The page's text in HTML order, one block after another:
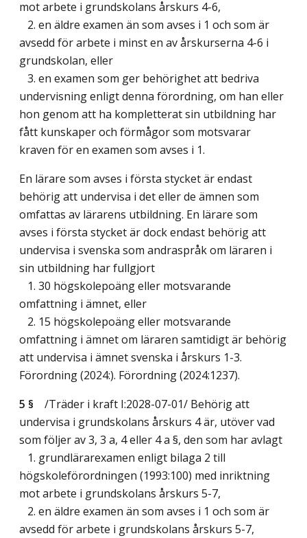
mot arbete i grundskolans årskurs 4-6,
2. en äldre examen än som avses i 1 och som är
avsedd för arbete i minst en av årskurserna 4-6 i
grundskolan, eller
3. en examen som ger behörighet att bedriva
undervisning enligt denna förordning, om han eller
hon genom att ha kompletterat sin utbildning har
fått kunskaper och förmågor som motsvarar
kraven för en examen som avses i 1.
En lärare som avses i första stycket är endast
behörig att undervisa i det eller de ämnen som
omfattas av lärarens utbildning. En lärare som
avses i första stycket är dock endast behörig att
undervisa i svenska som andraspråk om läraren i
sin utbildning har fullgjort
1. 30 högskolepoäng eller motsvarande
omfattning i ämnet, eller
2. 15 högskolepoäng eller motsvarande
omfattning i ämnet om läraren samtidigt är behörig
att undervisa i ämnet svenska i årskurs 1-3.
Förordning (2024:). Förordning (2024:1237).
5 §
/Träder i kraft I:2028-07-01/ Behörig att
undervisa i grundskolans årskurs 4 är, utöver vad
som följer av 3, 3 a, 4 eller 4 a §, den som har avlagt
1. grundlärarexamen enligt bilaga 2 till
högskoleförordningen (1993:100) med inriktning
mot arbete i grundskolans årskurs 5-7,
2. en äldre examen än som avses i 1 och som är
avsedd för arbete i grundskolans årskurs 5-7,